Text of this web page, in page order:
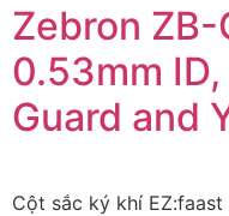
Zebron
0.53mm
Guard and
Cột sắc ký khí